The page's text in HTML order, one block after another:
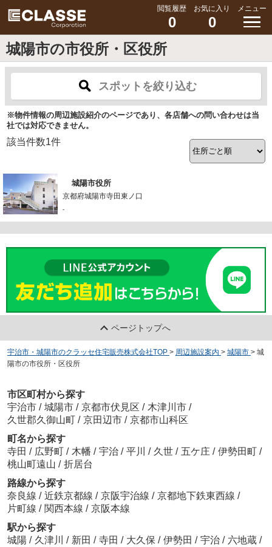
閲覧履歴
0
お気に入り
0
メニュー
城陽市の市役所・区役所
スポットを絞り込む
※物件情報の周辺施設紹介のページであり、各店舗への問い合わせは当
社では対応できません。
該当件数1件
城陽市役所
京都府城陽市寺田東ノ口
-
ページトップへ
宇治市・城陽市のクラッセ住宅販売株式会社TOP > 周辺施設案内 > 城陽市 > 城
陽市の市役所・区役所
市区町村から探す
宇治市 / 城陽市 / 京都市伏見区 / 木津川市 /
久世郡久御山町 / 京田辺市 / 京都市山科区
町名から探す
寺田 / 広野町 / 木幡 / 宇治 / 平川 / 久世 / 五ケ庄 / 伊勢田町 /
桃山町遠山 / 折居台
路線から探す
奈良線 / 近鉄京都線 / 京阪宇治線 / 京都地下鉄東西線 /
片町線 / 関西本線 / 京阪本線
駅から探す
城陽 / 久津川 / 新田 / 寺田 / 大久保 / 伊勢田 / 宇治 / 六地蔵 /